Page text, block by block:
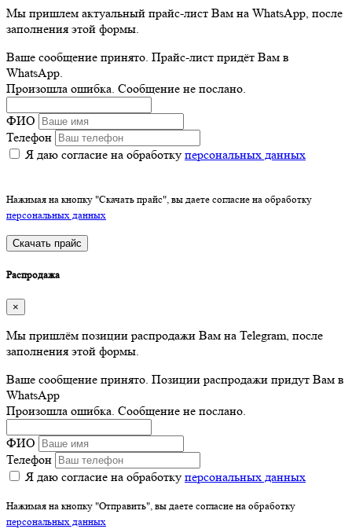
Мы пришлем актуальный прайс-лист Вам на WhatsApp, после
заполнения этой формы.
Ваше сообщение принято. Прайс-лист придёт Вам в
WhatsApp.
Произошла ошибка. Сообщение не послано.
ФИО
Телефон
Я даю согласие на обработку персональных данных
Нажимая на кнопку "Скачать прайс", вы даете согласие на обработку
персональных данных
Скачать прайс
Распродажа
×
Мы пришлём позиции распродажи Вам на Telegram, после
заполнения этой формы.
Ваше сообщение принято. Позиции распродажи придут Вам в
WhatsApp
Произошла ошибка. Сообщение не послано.
ФИО
Телефон
Я даю согласие на обработку персональных данных
Нажимая на кнопку "Отправить", вы даете согласие на обработку
персональных данных